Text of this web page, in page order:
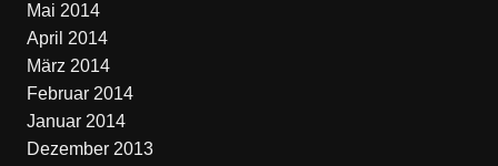
Mai 2014
April 2014
März 2014
Februar 2014
Januar 2014
Dezember 2013